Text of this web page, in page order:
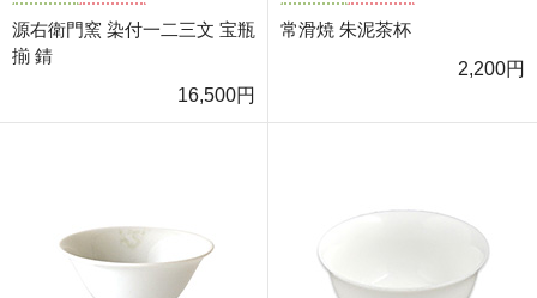
源右衛門窯 染付一二三文 宝瓶
揃 錆
16,500円
常滑焼 朱泥茶杯
2,200円